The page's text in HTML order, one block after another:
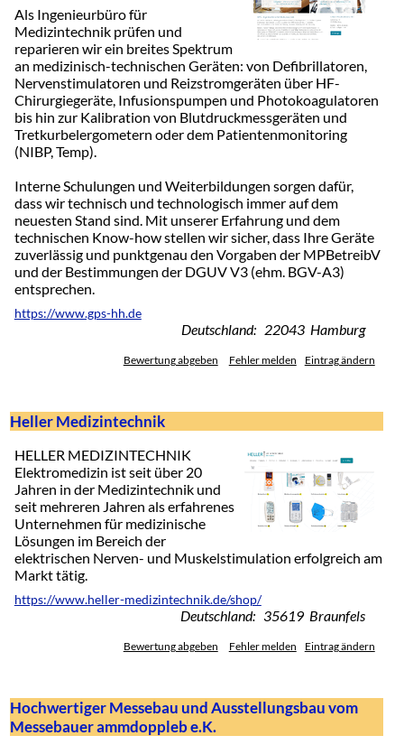
Als Ingenieurbüro für
Medizintechnik prüfen und
reparieren wir ein breites Spektrum
an medizinisch-technischen Geräten: von Defibrillatoren,
Nervenstimulatoren und Reizstromgeräten über HF-
Chirurgiegeräte, Infusionspumpen und Photokoagulatoren
bis hin zur Kalibration von Blutdruckmessgeräten und
Tretkurbelergometern oder dem Patientenmonitoring
(NIBP, Temp).
Interne Schulungen und Weiterbildungen sorgen dafür,
dass wir technisch und technologisch immer auf dem
neuesten Stand sind. Mit unserer Erfahrung und dem
technischen Know-how stellen wir sicher, dass Ihre Geräte
zuverlässig und punktgenau den Vorgaben der MPBetreibV
und der Bestimmungen der DGUV V3 (ehm. BGV-A3)
entsprechen.
https://www.gps-hh.de
Deutschland: 22043 Hamburg
Bewertung abgeben Fehler melden Eintrag ändern
Heller Medizintechnik
HELLER MEDIZINTECHNIK
Elektromedizin ist seit über 20
Jahren in der Medizintechnik und
seit mehreren Jahren als erfahrenes
Unternehmen für medizinische
Lösungen im Bereich der
elektrischen Nerven- und Muskelstimulation erfolgreich am
Markt tätig.
https://www.heller-medizintechnik.de/shop/
Deutschland: 35619 Braunfels
Bewertung abgeben Fehler melden Eintrag ändern
Hochwertiger Messebau und Ausstellungsbau vom
Messebauer ammdoppleb e.K.